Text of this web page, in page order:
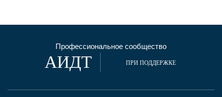
Профессиональное сообщество
АИДТ ПРИ ПОДДЕРЖКЕ